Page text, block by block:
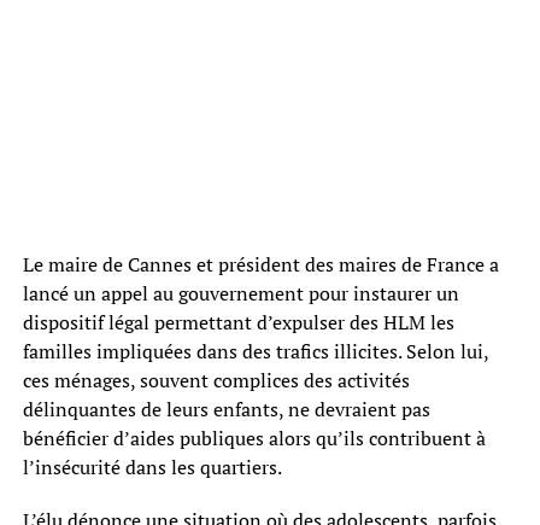
Le maire de Cannes et président des maires de France a
lancé un appel au gouvernement pour instaurer un
dispositif légal permettant d’expulser des HLM les
familles impliquées dans des trafics illicites. Selon lui,
ces ménages, souvent complices des activités
délinquantes de leurs enfants, ne devraient pas
bénéficier d’aides publiques alors qu’ils contribuent à
l’insécurité dans les quartiers.